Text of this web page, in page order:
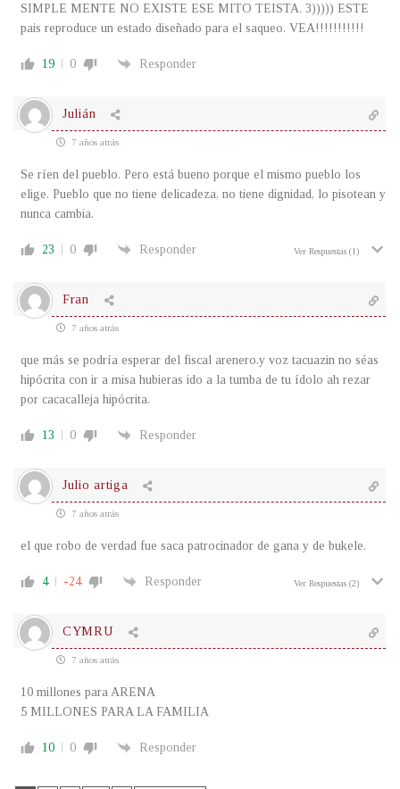
SIMPLE MENTE NO EXISTE ESE MITO TEISTA. 3))))) ESTE
pais reproduce un estado diseñado para el saqueo. VEA!!!!!!!!!!!
19 0 Responder
Julián
7 años atrás
Se ríen del pueblo. Pero está bueno porque el mismo pueblo los
elige. Pueblo que no tiene delicadeza, no tiene dignidad, lo pisotean y
nunca cambia.
23 0 Responder Ver Respuestas (1)
Fran
7 años atrás
que más se podría esperar del fiscal arenero.y voz tacuazin no séas
hipócrita con ir a misa hubieras ido a la tumba de tu ídolo ah rezar
por cacacalleja hipócrita.
13 0 Responder
Julio artiga
7 años atrás
el que robo de verdad fue saca patrocinador de gana y de bukele.
4 -24 Responder Ver Respuestas (2)
CYMRU
7 años atrás
10 millones para ARENA
5 MILLONES PARA LA FAMILIA
10 0 Responder